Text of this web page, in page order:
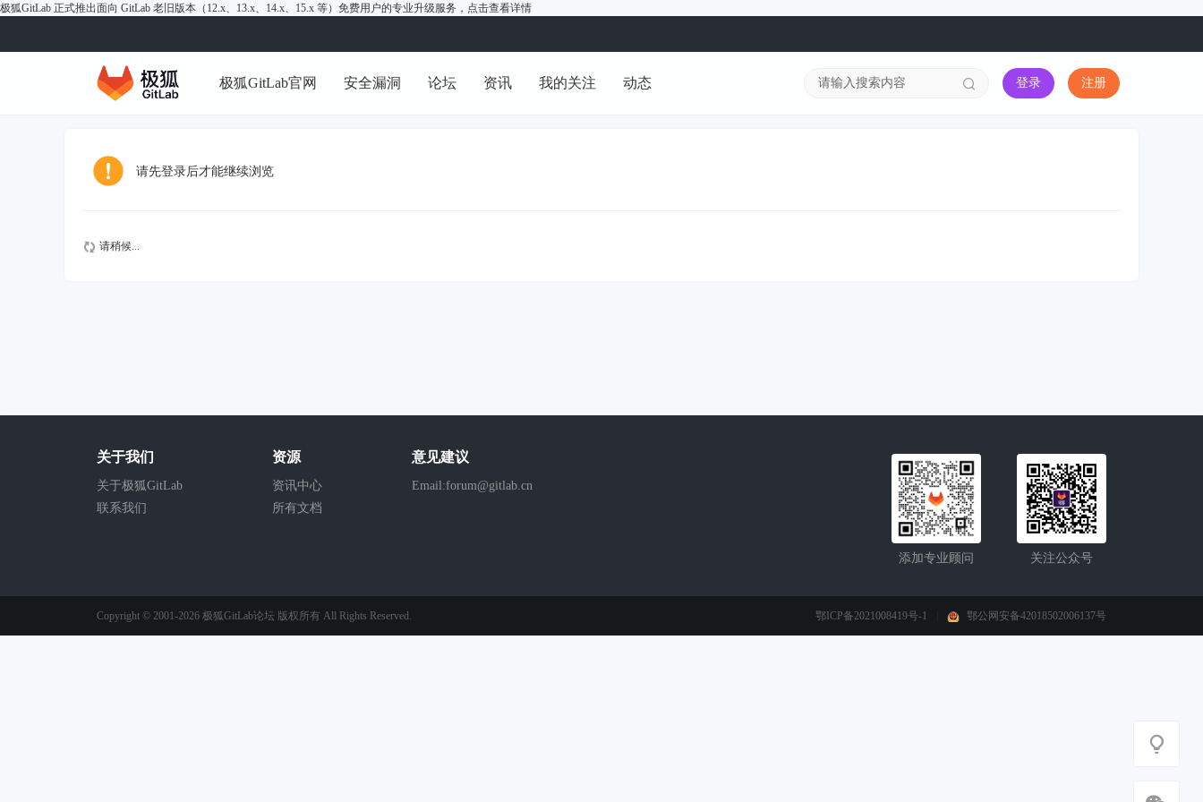
极狐GitLab 正式推出面向 GitLab 老旧版本（12.x、13.x、14.x、15.x 等）免费用户的专业升级服务， 点击查看详情
极狐GitLab官网 安全漏洞 论坛 资讯 我的关注 动态 登录 注册
请先登录后才能继续浏览
请稍候...
关于我们
关于极狐GitLab
联系我们
资源
资讯中心
所有文档
意见建议
Email:forum@gitlab.cn
关注公众号
添加专业顾问
Copyright © 2001-2026 极狐GitLab论坛 版权所有 All Rights Reserved. 鄂ICP备2021008419号-1 鄂公网安备42018502006137号